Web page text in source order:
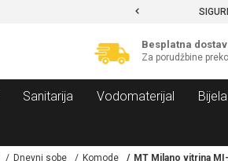
Besplatna
Za porudžbine
Sanitarija Vodomaterijal
Dnevni sobe Komode MT Milano vitrina